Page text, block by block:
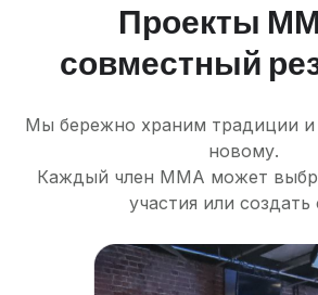
Проекты
совместный
Мы бережно храним традиции и
новому.
Каждый член ММА может
участия или создать